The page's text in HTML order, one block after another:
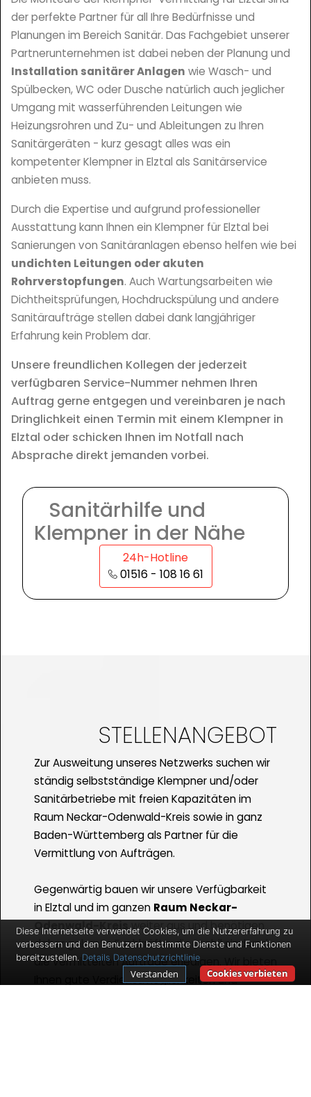
der perfekte Partner für all Ihre Bedürfnisse und
Planungen im Bereich Sanitär. Das Fachgebiet unserer
Partnerunternehmen ist dabei neben der Planung und
Installation sanitärer Anlagen wie Wasch- und
Spülbecken, WC oder Dusche natürlich auch jeglicher
Umgang mit wasserführenden Leitungen wie
Heizungsrohren und Zu- und Ableitungen zu Ihren
Sanitärgeräten - kurz gesagt alles was ein
kompetenter Klempner in Elztal als Sanitärservice
anbieten muss.
Durch die Expertise und aufgrund professioneller
Ausstattung kann Ihnen ein Klempner für Elztal bei
Sanierungen von Sanitäranlagen ebenso helfen wie bei
undichten Leitungen oder akuten
Rohrverstopfungen. Auch Wartungsarbeiten wie
Dichtheitsprüfungen, Hochdruckspülung und andere
Sanitäraufträge stellen dabei dank langjähriger
Erfahrung kein Problem dar.
Unsere freundlichen Kollegen der jederzeit
verfügbaren Service-Nummer nehmen Ihren
Auftrag gerne entgegen und vereinbaren je nach
Dringlichkeit einen Termin mit einem Klempner in
Elztal oder schicken Ihnen im Notfall nach
Absprache direkt jemanden vorbei.
Sanitärhilfe und
Klempner in der Nähe
24h-Hotline
01516 - 108 16 61
STELLENANGEBOT
Zur Ausweitung unseres Netzwerks suchen wir
ständig selbstständige Klempner und/oder
Sanitärbetriebe mit freien Kapazitäten im
Raum Neckar-Odenwald-Kreis sowie in ganz
Baden-Württemberg als Partner für die
Vermittlung von Aufträgen.
Gegenwärtig bauen wir unsere Verfügbarkeit
in Elztal und im ganzen Raum Neckar-
Odenwald-Kreis weiter aus und benötigen
daher gelernte Fachkräfte, die mobil sind und
die vermittelten Aufträge erledigen. Wir bieten
Ihnen gute Verdienstmöglichkeiten und
Diese Internetseite verwendet Cookies, um die Nutzererfahrung zu
verbessern und den Benutzern bestimmte Dienste und Funktionen
bereitzustellen. Details Datenschutzrichtlinie
Cookies verbieten
Verstanden